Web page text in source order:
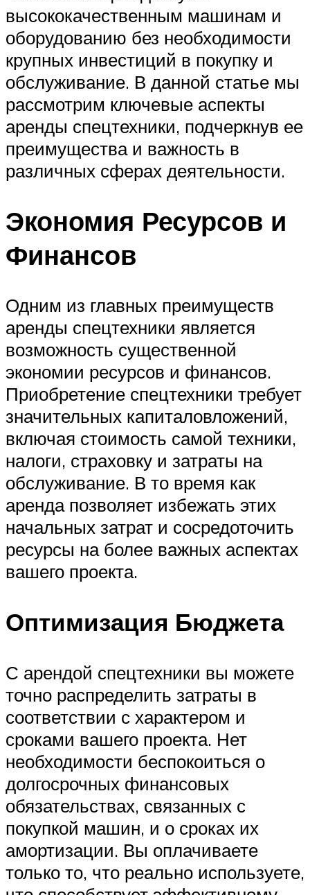
высококачественным машинам и
оборудованию без необходимости
крупных инвестиций в покупку и
обслуживание. В данной статье мы
рассмотрим ключевые аспекты
аренды спецтехники, подчеркнув ее
преимущества и важность в
различных сферах деятельности.
Экономия Ресурсов и
Финансов
Одним из главных преимуществ
аренды спецтехники является
возможность существенной
экономии ресурсов и финансов.
Приобретение спецтехники требует
значительных капиталовложений,
включая стоимость самой техники,
налоги, страховку и затраты на
обслуживание. В то время как
аренда позволяет избежать этих
начальных затрат и сосредоточить
ресурсы на более важных аспектах
вашего проекта.
Оптимизация Бюджета
С арендой спецтехники вы можете
точно распределить затраты в
соответствии с характером и
сроками вашего проекта. Нет
необходимости беспокоиться о
долгосрочных финансовых
обязательствах, связанных с
покупкой машин, и о сроках их
амортизации. Вы оплачиваете
только то, что реально используете,